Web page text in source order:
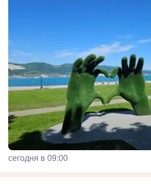
сегодня в 09:00